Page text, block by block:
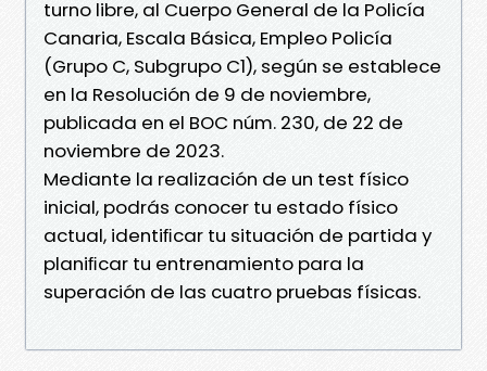
turno libre, al Cuerpo General de la Policía
Canaria, Escala Básica, Empleo Policía
(Grupo C, Subgrupo C1), según se establece
en la Resolución de 9 de noviembre,
publicada en el BOC núm. 230, de 22 de
noviembre de 2023.
Mediante la realización de un test físico
inicial, podrás conocer tu estado físico
actual, identiﬁcar tu situación de partida y
planiﬁcar tu entrenamiento para la
superación de las cuatro pruebas físicas.